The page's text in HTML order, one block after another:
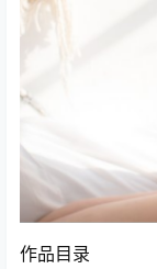
作品目录